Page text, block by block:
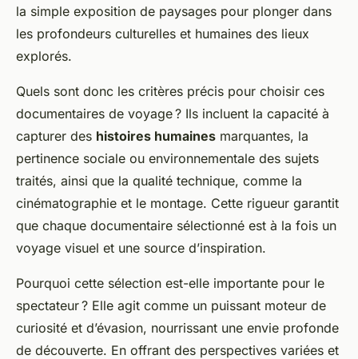
la simple exposition de paysages pour plonger dans
les profondeurs culturelles et humaines des lieux
explorés.
Quels sont donc les critères précis pour choisir ces
documentaires de voyage ? Ils incluent la capacité à
capturer des histoires humaines marquantes, la
pertinence sociale ou environnementale des sujets
traités, ainsi que la qualité technique, comme la
cinématographie et le montage. Cette rigueur garantit
que chaque documentaire sélectionné est à la fois un
voyage visuel et une source d’inspiration.
Pourquoi cette sélection est-elle importante pour le
spectateur ? Elle agit comme un puissant moteur de
curiosité et d’évasion, nourrissant une envie profonde
de découverte. En offrant des perspectives variées et